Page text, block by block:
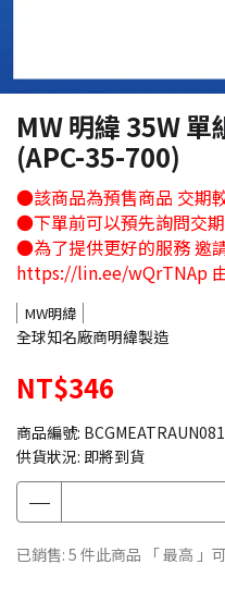
MW 明緯 35W
(APC-35-700)
●該商品為預售商品 交期
●下單前可以預先詢問交期
●為了提供更好的服務 邀
https://lin.ee/wQrTNAp
MW明緯
全球知名廠商明緯製造
NT$346
商品編號: BCGMEATRAUN081
供貨狀況: 即將到貨
已銷售: 5 件此商品 「 最高 」